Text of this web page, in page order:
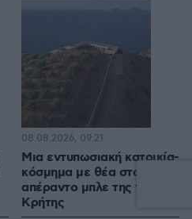
Μια εντυπωσιακή κατοικία-
κόσμημα με θέα στο
απέραντο μπλε της νότιας
Κρήτης
08.08.2026, 09:21